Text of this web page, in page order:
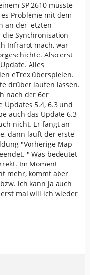
SP 2610 musste
Probleme mit dem
an der letzten
Synchronisation
Infrarot mach, war
Also erst
Alles
eTrex überspielen.
drüber laufen lassen.
nach der 6er
Updates 5.4, 6.3 und
auch das Update 6.3
nicht. Er fängt an
dann läuft der erste
"Vorherige Map
" Was bedeutet
Im Moment
mehr, kommt aber
ich kann ja auch
mal will ich wieder